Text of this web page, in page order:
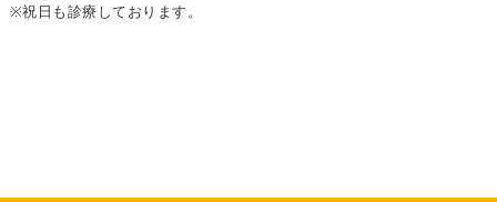
※祝日も診療しております。